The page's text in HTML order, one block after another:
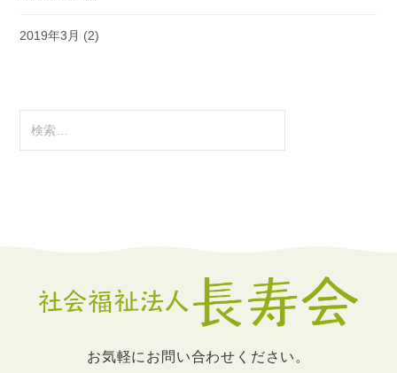
2019年3月 (2)
索:
お気軽にお問い合わせください。